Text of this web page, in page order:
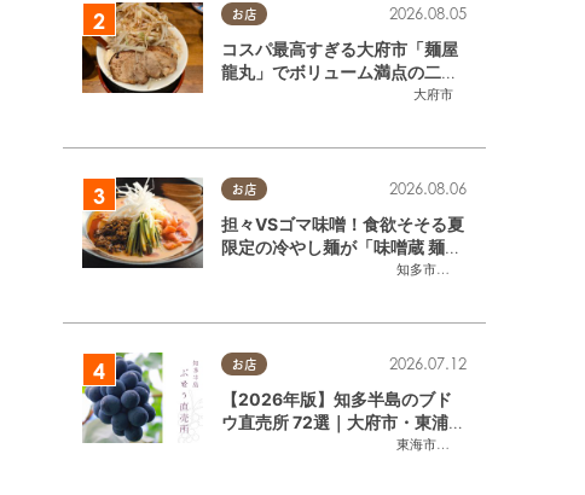
お店
大府市
2026.08.05
コスパ最高すぎる大府市「麺屋
龍丸」でボリューム満点の二郎
系ラーメンを堪能してきた
お店
知多市
,半田市
2026.08.06
担々VSゴマ味噌！食欲そそる夏
限定の冷やし麺が「味噌蔵 麺四
朗 半田店・知多店」で登場／ち
お店
東海市
,大府市
2026.07.12
【2026年版】知多半島のブド
ウ直売所 72選｜大府市・東浦町
ほかエリア別に一挙紹介